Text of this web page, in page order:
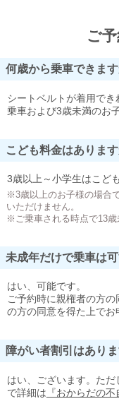
ご
何歳から乗車できま
シートベルトが着用で
乗車および3歳未満のお
こども料金はありま
3歳以上～小学生はこど
※3歳以上のお子様の場合
いただけません。
※ご乗車される時点で13歳
未成年だけで乗車は
はい、可能です。
ご予約時に親権者の方
の方の同意を得た上でお
障がい者割引はあり
はい、ございます。た
で詳細は 『おからだの不